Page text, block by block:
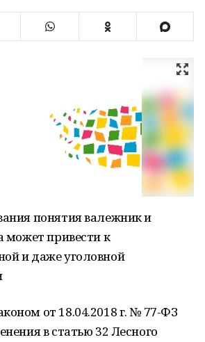
понятия валежник и
может привести к
и даже уголовной
от 18.04.2018 г. № 77-ФЗ
в статью 32 Лесного